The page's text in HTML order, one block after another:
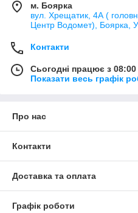
м. Боярка
вул. Хрещатик, 4А (
Центр Водомет), Боярка,
Контакти
Сьогодні працює з
Показати весь графік
Про нас
Контакти
Доставка та оплата
Графік роботи